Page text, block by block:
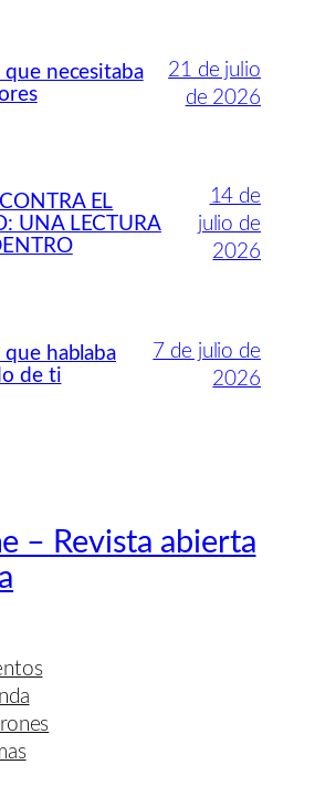
que necesitaba
21 de julio
de 2026
EL
UNA LECTURA
14 de
julio de
2026
que hablaba
de ti
7 de julio de
2026
– Revista abierta